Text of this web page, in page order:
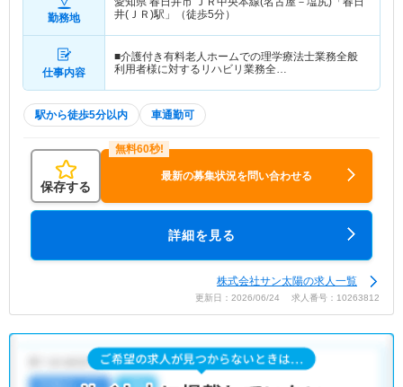
勤務地
井(ＪＲ)駅」（徒歩5分）
仕事内容
■介護付き有料老人ホームでの理学療法士業務全般
利用者様に対するリハビリ業務全…
駅から徒歩5分以内 車通勤可
保存する
最新の募集状況を問い合わせる
詳細を見る
株式会社サン太陽の求人一覧
更新日：2026/06/24 求人番号：10263812